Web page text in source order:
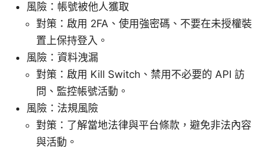
風險：帳號被他人獲取
對策：啟用 2FA、使用強密碼、不要在未授權裝
置上保持登入。
風險：資料洩漏
對策：啟用 Kill Switch、禁用不必要的 API 訪
問、監控帳號活動。
風險：法規風險
對策：了解當地法律與平台條款，避免非法內容
與活動。